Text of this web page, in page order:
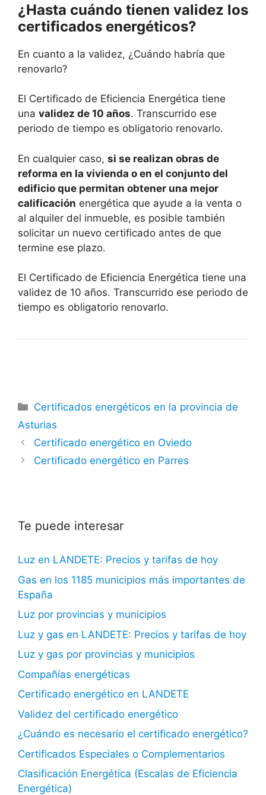
¿Hasta cuándo tienen validez los
certificados energéticos?
En cuanto a la validez, ¿Cuándo habría que
renovarlo?
El Certificado de Eficiencia Energética tiene
una validez de 10 años. Transcurrido ese
periodo de tiempo es obligatorio renovarlo.
En cualquier caso, si se realizan obras de
reforma en la vivienda o en el conjunto del
edificio que permitan obtener una mejor
calificación energética que ayude a la venta o
al alquiler del inmueble, es posible también
solicitar un nuevo certificado antes de que
termine ese plazo.
El Certificado de Eficiencia Energética tiene una
validez de 10 años. Transcurrido ese periodo de
tiempo es obligatorio renovarlo.
Categorías
Certificados energéticos en la provincia de
Asturias
Certificado energético en Oviedo
Certificado energético en Parres
Te puede interesar
Luz en LANDETE: Precios y tarifas de hoy
Gas en los 1185 municipios más importantes de
España
Luz por provincias y municipios
Luz y gas en LANDETE: Precios y tarifas de hoy
Luz y gas por provincias y municipios
Compañías energéticas
Certificado energético en LANDETE
Validez del certificado energético
¿Cuándo es necesario el certificado energético?
Certificados Especiales o Complementarios
Clasificación Energética (Escalas de Eficiencia
Energética)